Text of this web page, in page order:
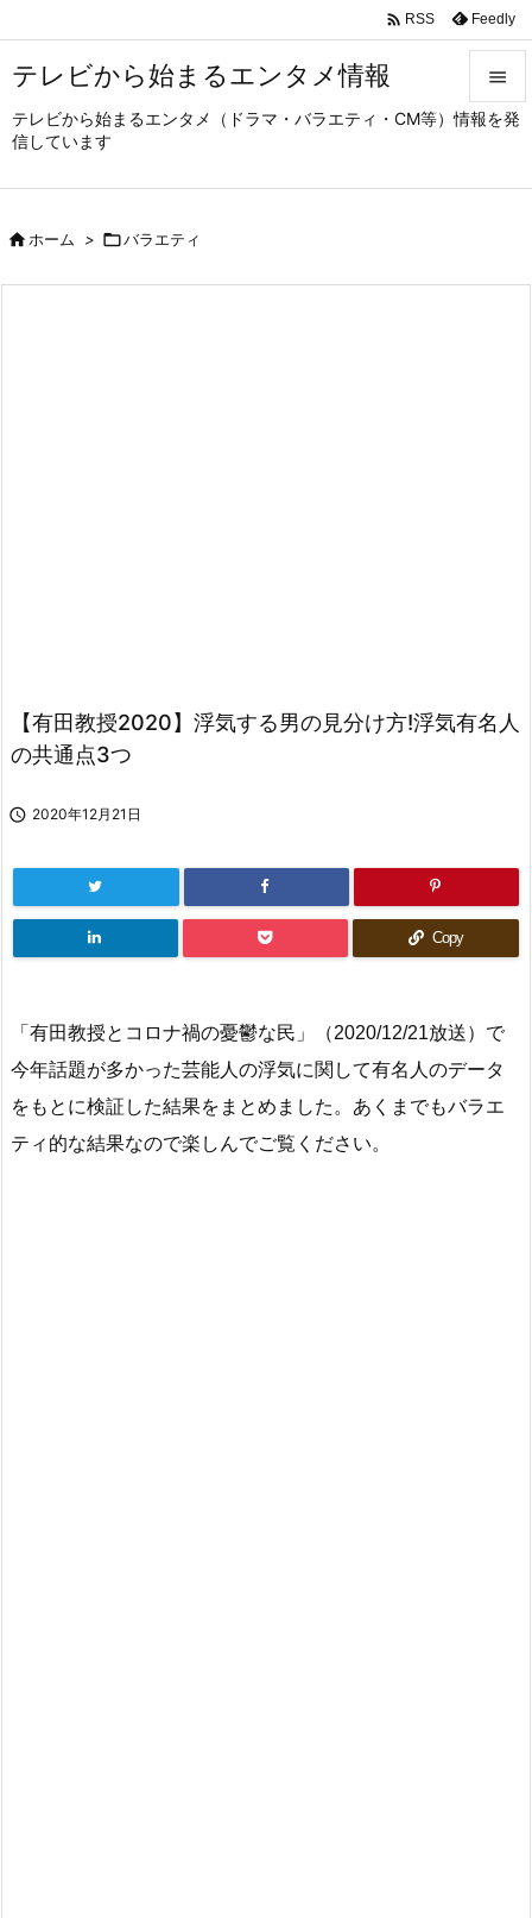
テレビから始まるエンタメ情報
テレビから始まるエンタメ（ドラマ・バラエティ・CM等）情報を発
信しています



 RSS Feedly
ホーム > バラエティ
【有田教授2020】浮気する男の見分け方!浮気有名人
の共通点3つ
 2020年12月21日
Copy
「有田教授とコロナ禍の憂鬱な民」（2020/12/21放送）で
今年話題が多かった芸能人の浮気に関して有名人のデータ
をもとに検証した結果をまとめました。あくまでもバラエ
ティ的な結果なので楽しんでご覧ください。